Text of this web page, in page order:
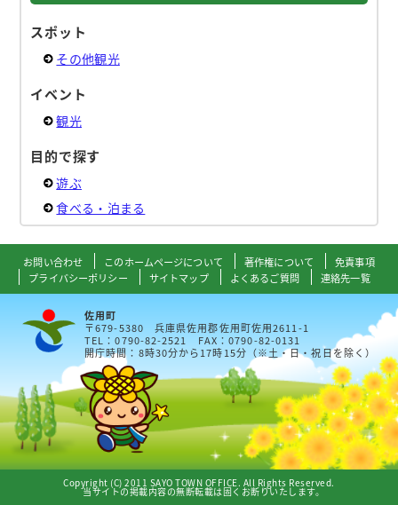
スポット
その他観光
イベント
観光
目的で探す
遊ぶ
食べる・泊まる
お問い合わせ このホームページについて 著作権について
免責事項
プライバシーポリシー
サイトマップ よくあるご質問 連絡先一覧
佐用町
〒679-5380 兵庫県佐用郡佐用町佐用2611-1
TEL：0790-82-2521 FAX：0790-82-0131
開庁時間：8時30分から17時15分（※土・日・祝日を除く）
Copyright (C) 2011 SAYO TOWN OFFICE. All Rights Reserved.
当サイトの掲載内容の無断転載は固くお断りいたします。